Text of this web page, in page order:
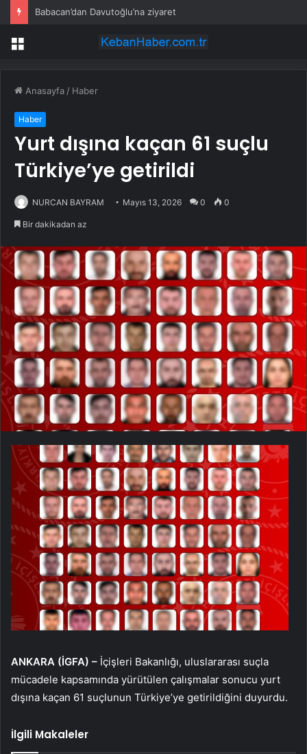
Babacan’dan Davutoğlu’na ziyaret
Menü
Anasayfa / Haber
Haber
Yurt dışına kaçan 61 suçlu
Türkiye’ye getirildi
NURCAN BAYRAM Mayıs 13, 2026 0 0
Bir dakikadan az
ANKARA (İGFA) – İçişleri Bakanlığı, uluslararası suçla
mücadele kapsamında yürütülen çalışmalar sonucu yurt
dışına kaçan 61 suçlunun Türkiye’ye getirildiğini duyurdu.
İlgili Makaleler